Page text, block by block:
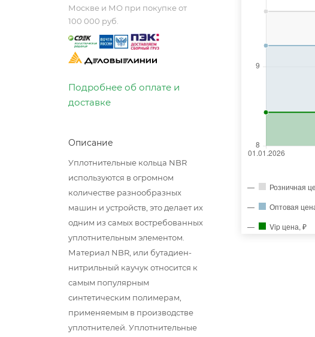
Москве и МО при покупке от
100 000 руб.
Подробнее об оплате и
доставке
Описание
Уплотнительные кольца NBR
используются в огромном
количестве разнообразных
машин и устройств, это делает их
одним из самых востребованных
уплотнительным элементом.
Материал NBR, или бутадиен-
нитрильный каучук относится к
самым популярным
синтетическим полимерам,
применяемым в производстве
уплотнителей. Уплотнительные
Розничная
Оптовая
Vip цена, ₽